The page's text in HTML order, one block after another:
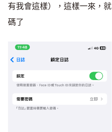
有我會這樣），這樣一來，
碼了